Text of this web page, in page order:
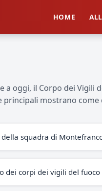
HOME
a oggi, il Corpo dei Vigili
principali mostrano come
squadra di
dei corpi dei vigili del